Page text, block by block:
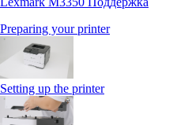
Preparing your printer
Setting up the printer